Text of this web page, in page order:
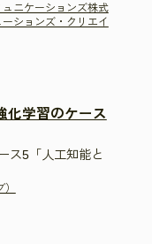
ニケーションズ株式
ションズ・クリエイ
化学習のケース
ス5「人工知能と